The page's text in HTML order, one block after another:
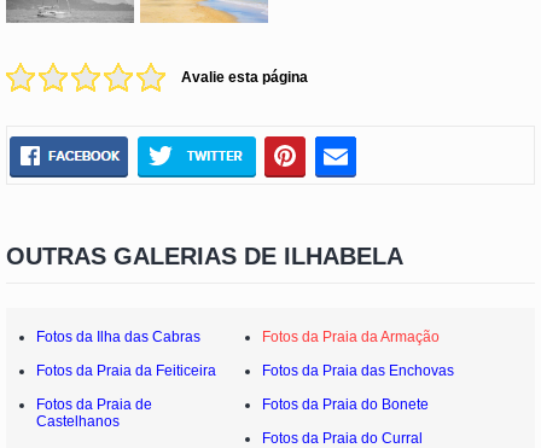
Avalie esta página
OUTRAS GALERIAS DE ILHABELA
Fotos da Ilha das Cabras
Fotos da Praia da Armação
Fotos da Praia da Feiticeira
Fotos da Praia das Enchovas
Fotos da Praia de
Castelhanos
Fotos da Praia do Bonete
Fotos da Praia do Curral